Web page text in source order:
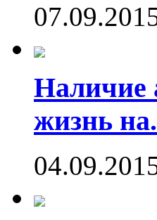
Наличие
жизнь